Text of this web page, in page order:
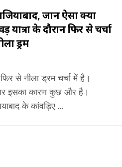
जानें ऐसा क्या
के दौरान फिर से चर्चा
ड्रम
से नीला ड्रम चर्चा में है।
इसका कारण कुछ और है।
के कांवड़िए ...